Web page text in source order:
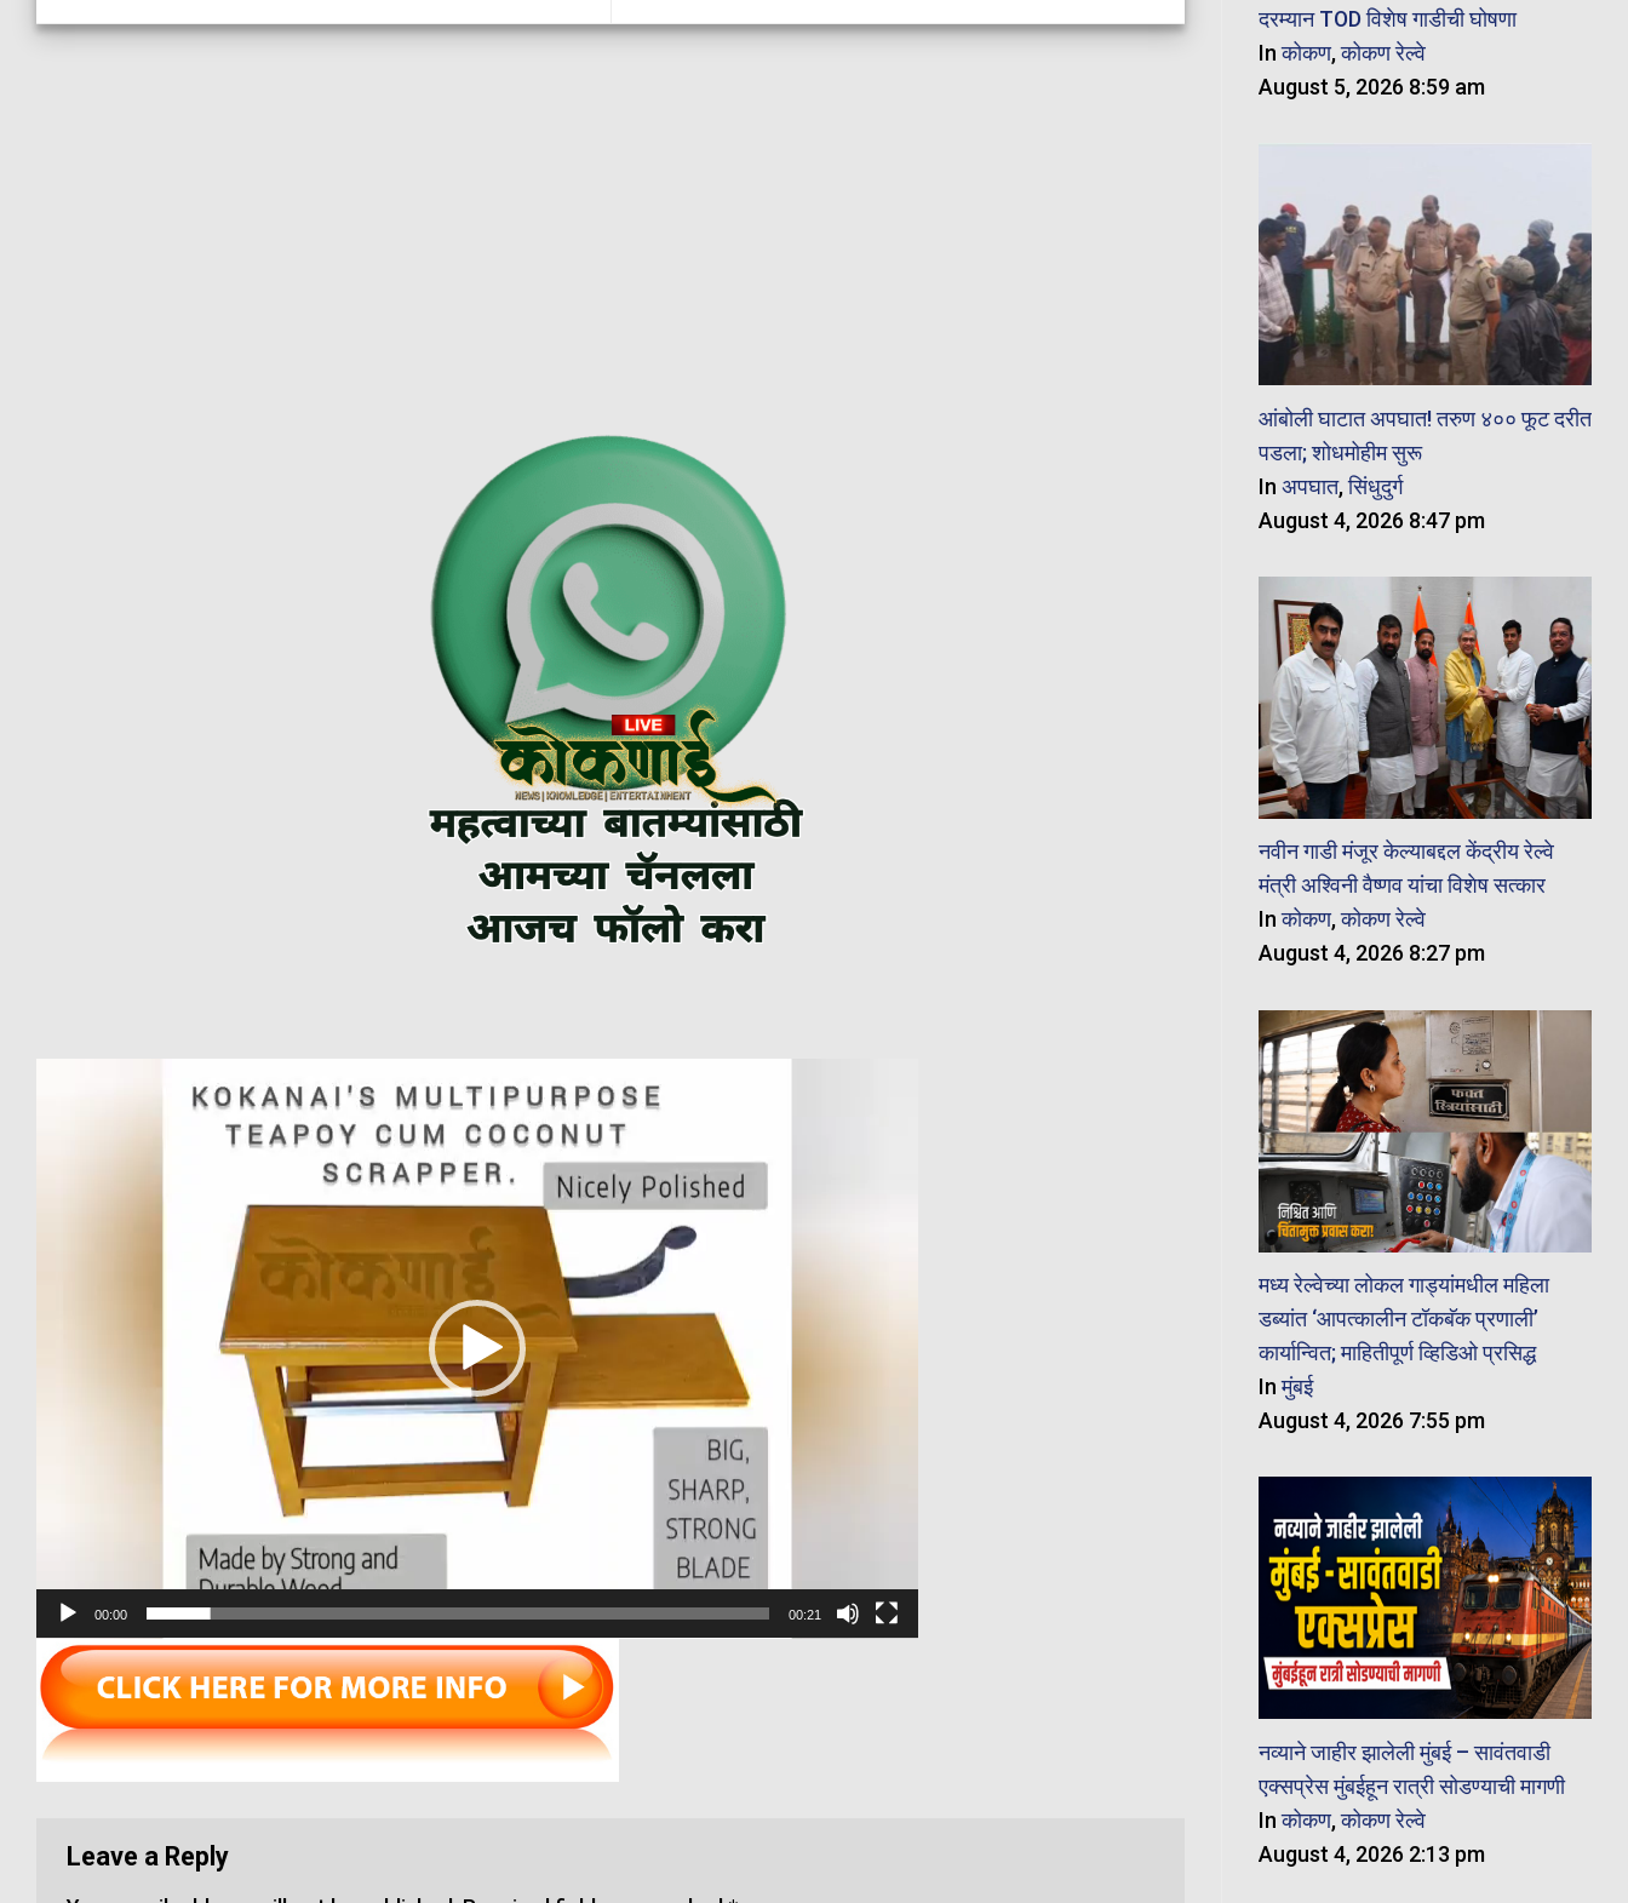
00:00 00:21
Leave a Reply
दरम्यान TOD विशेष गाडीची घोषणा
Inकोकण,कोकण रेल्वे
August 5, 2026 8:59 am
आंबोली घाटात अपघात! तरुण ४०० फूट दरीत
पडला; शोधमोहीम सुरू
In अपघात,सिंधुदुर्ग
August 4, 2026 8:47 pm
नवीन गाडी मंजूर केल्याबद्दल केंद्रीय रेल्वे
मंत्री अश्विनी वैष्णव यांचा विशेष सत्कार
Inकोकण,कोकण रेल्वे
August 4, 2026 8:27 pm
मध्य रेल्वेच्या लोकल गाड्यांमधील महिला
डब्यांत ‘आपत्कालीन टॉकबॅक प्रणाली’
कार्यान्वित; माहितीपूर्ण व्हिडिओ प्रसिद्ध
Inमुंबई
August 4, 2026 7:55 pm
नव्याने जाहीर झालेली मुंबई – सावंतवाडी
एक्सप्रेस मुंबईहून रात्री सोडण्याची मागणी
Inकोकण,कोकण रेल्वे
August 4, 2026 2:13 pm